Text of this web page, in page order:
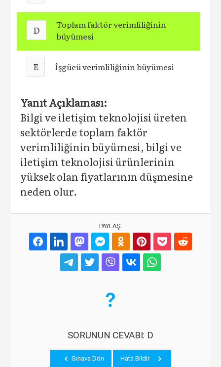
D
Toplam faktör verimliliğinin
büyümesi
E İşgücü verimliliğinin büyümesi
Yanıt Açıklaması:
Bilgi ve iletişim teknolojisi üreten
sektörlerde toplam faktör
verimliliğinin büyümesi, bilgi ve
iletişim teknolojisi ürünlerinin
yüksek olan fiyatlarının düşmesine
neden olur.
PAYLAŞ:
SORUNUN CEVABI: D
Sınava Dön Hata Bildir